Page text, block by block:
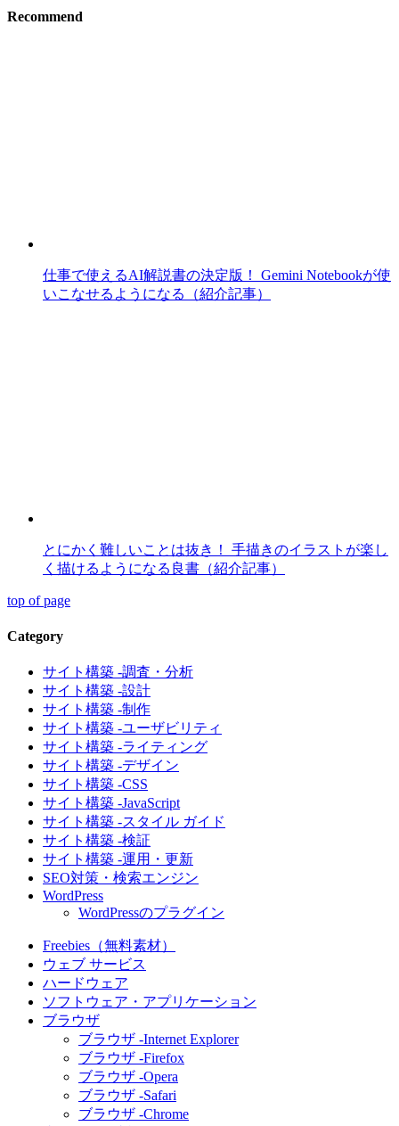
Recommend
仕事で使えるAI解説書の決定版！ Gemini Notebookが使
いこなせるようになる（紹介記事）
とにかく難しいことは抜き！ 手描きのイラストが楽し
く描けるようになる良書（紹介記事）
top of page
Category
サイト構築 -調査・分析
サイト構築 -設計
サイト構築 -制作
サイト構築 -ユーザビリティ
サイト構築 -ライティング
サイト構築 -デザイン
サイト構築 -CSS
サイト構築 -JavaScript
サイト構築 -スタイル ガイド
サイト構築 -検証
サイト構築 -運用・更新
SEO対策・検索エンジン
WordPress
WordPressのプラグイン
Freebies（無料素材）
ウェブ サービス
ハードウェア
ソフトウェア・アプリケーション
ブラウザ
ブラウザ -Internet Explorer
ブラウザ -Firefox
ブラウザ -Opera
ブラウザ -Safari
ブラウザ -Chrome